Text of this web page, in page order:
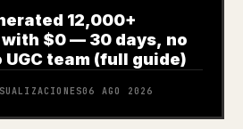
12,000+
$0 — 30 days, no
UGC team (full guide)
06 AGO 2026